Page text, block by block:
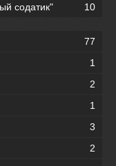
содатик"
10
77
1
2
1
3
2